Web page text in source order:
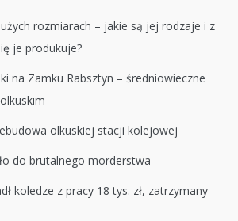
rozmiarach – jakie są jej rodzaje i z
je produkuje?
na Zamku Rabsztyn – średniowieczne
olkuskiej stacji kolejowej
do brutalnego morderstwa
koledze z pracy 18 tys. zł, zatrzymany